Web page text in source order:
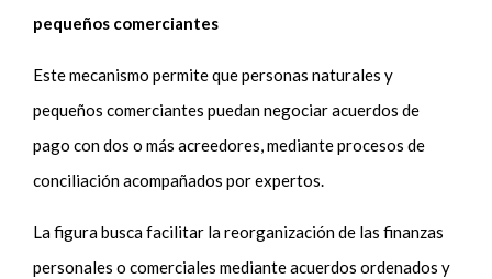
pequeños comerciantes
Este mecanismo permite que personas naturales y
pequeños comerciantes puedan negociar acuerdos de
pago con dos o más acreedores, mediante procesos de
conciliación acompañados por expertos.
La figura busca facilitar la reorganización de las finanzas
personales o comerciales mediante acuerdos ordenados y